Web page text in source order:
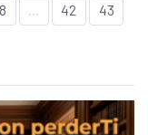
8 ... 42 43